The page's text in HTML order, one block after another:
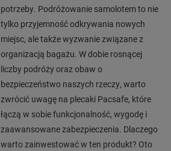
potrzeby. Podróżowanie samolotem to nie
tylko przyjemność odkrywania nowych
miejsc, ale także wyzwanie związane z
organizacją bagażu. W dobie rosnącej
liczby podróży oraz obaw o
bezpieczeństwo naszych rzeczy, warto
zwrócić uwagę na plecaki Pacsafe, które
łączą w sobie funkcjonalność, wygodę i
zaawansowane zabezpieczenia. Dlaczego
warto zainwestować w ten produkt? Oto